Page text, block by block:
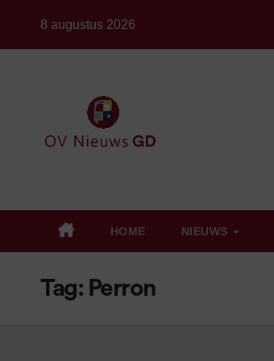
8 augustus 2026
HOME NIEUWS
Tag: Perron